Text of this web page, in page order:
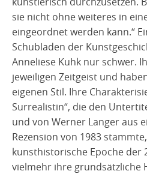
sie nicht ohne weiteres in
eingeordnet werden kann.“
Schubladen der
Anneliese Kuhk nur schwer.
jeweiligen Zeitgeist und
eigenen Stil. Ihre
Surrealistin“, die den
und von Werner Langer aus
Rezension von 1983
kunsthistorische Epoche der
vielmehr ihre grundsätzliche